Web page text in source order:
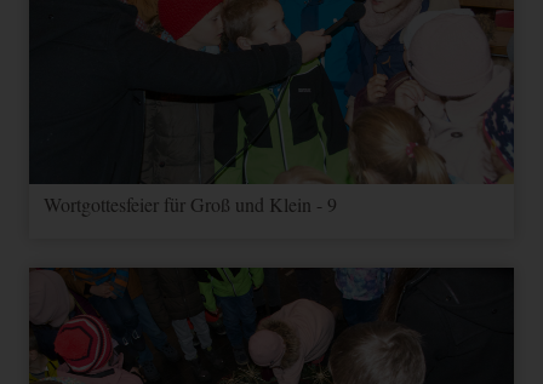
Wortgottesfeier für Groß und Klein - 9